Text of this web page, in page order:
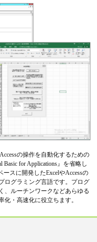
の操作を自動化するための
for Applications』を省略し
スに開発したExcelやAccessの
ログラミング言語です。プログ
、ルーチンワークなどあらゆる
・高速化に役立ちます。